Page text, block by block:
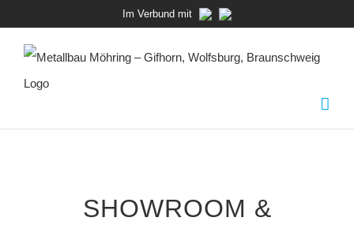
springen
Im Verbund mit
SHOWROOM &